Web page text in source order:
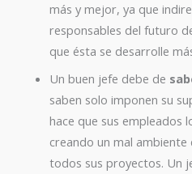
más y mejor, ya que
responsables del futuro
que ésta se desarrolle
Un buen jefe debe de
saben solo imponen su
hace que sus empleados
creando un mal
todos sus proyectos. Un